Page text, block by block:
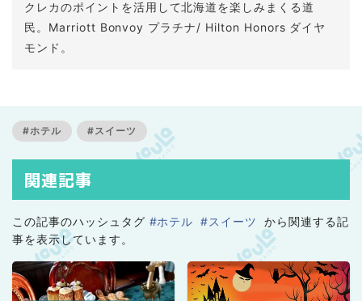
クレカのポイントを活用して北海道を楽しみまくる道
民。Marriott Bonvoy プラチナ/ Hilton Honors ダイヤ
モンド。
#ホテル #スイーツ
関連記事
この記事のハッシュタグ #ホテル #スイーツ
から関連する記
事を表示しています。